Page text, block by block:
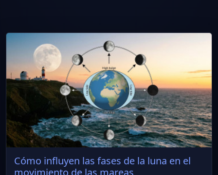
Cómo influyen las fases de la luna en el
movimiento de las mareas